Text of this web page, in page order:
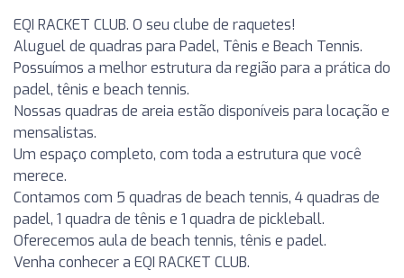
EQI RACKET CLUB. O seu clube de raquetes!
Aluguel de quadras para Padel, Tênis e Beach Tennis.
Possuímos a melhor estrutura da região para a prática do
padel, tênis e beach tennis.
Nossas quadras de areia estão disponíveis para locação e
mensalistas.
Um espaço completo, com toda a estrutura que você
merece.
Contamos com 5 quadras de beach tennis, 4 quadras de
padel, 1 quadra de tênis e 1 quadra de pickleball.
Oferecemos aula de beach tennis, tênis e padel.
Venha conhecer a EQI RACKET CLUB.